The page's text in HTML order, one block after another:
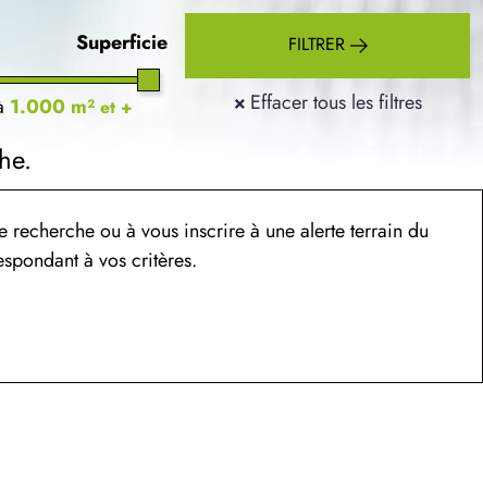
Superficie
1.000 m² et +
FILTRER
× Effacer tous les filtres
ou à vous inscrire à une alerte terrain du
à vos critères.